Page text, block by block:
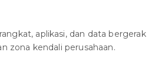
aplikasi, dan data bergerak
zona kendali perusahaan.